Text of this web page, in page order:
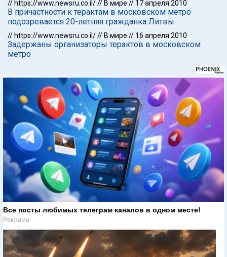
// https://www.newsru.co.il/// В мире // 17 апреля 2010
В причастности к терактам в московском метро
подозревается 20-летняя гражданка Литвы
// https://www.newsru.co.il/// В мире // 16 апреля 2010
Задержаны организаторы терактов в московском
метро
Все посты любимых телеграм каналов в одном месте!
Реклама